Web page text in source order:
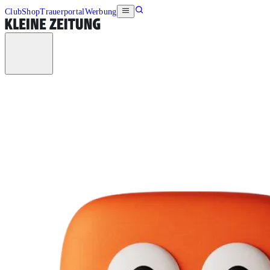
ClubShopTrauerportalWerbung